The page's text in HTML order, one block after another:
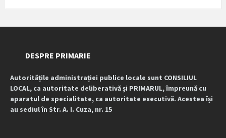
DESPRE PRIMARIE
Autoritățile administrației publice locale sunt CONSILIUL
LOCAL, ca autoritate deliberativă și PRIMARUL, împreună cu
aparatul de specialitate, ca autoritate executivă. Acestea își
au sediul în Str. A. I. Cuza, nr. 15